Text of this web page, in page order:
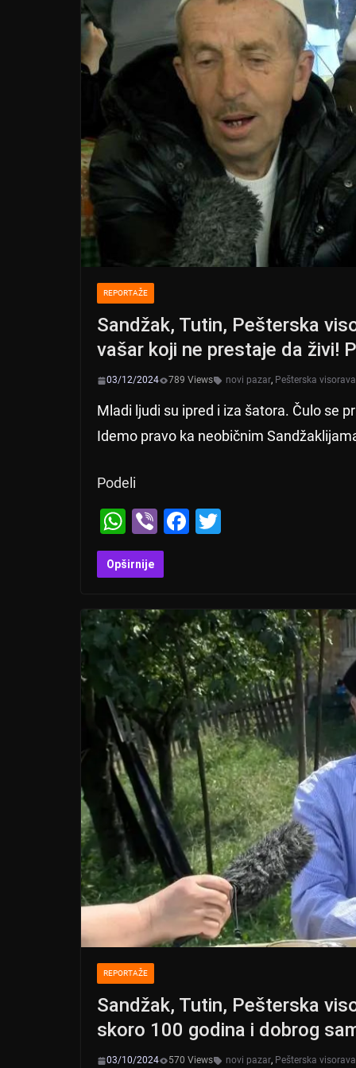
REPORTAŽE
Sandžak, Tutin, Pešterska
vašar koji ne prestaje da živi!
03/12/2024 789 Views novi pazar, Pešterska
Mladi ljudi su ipred i iza šatora. Čulo se
Idemo pravo ka neobičnim
Podeli
W
h
at
A
p
p
Vi
b
er
F
b
o
o
k
Opširnije
REPORTAŽE
Sandžak, Tutin, Pešterska
skoro 100 godina i dobrog
03/10/2024 570 Views novi pazar, Pešterska